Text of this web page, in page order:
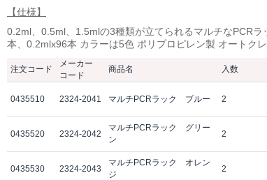
【仕様】
0.2ml、0.5ml、1.5mlの3種類が立てられるマルチなPCR
本、0.2mlx96本 カラーは5色 ポリプロピレン製 オートク
注文コード
メーカー
コード
商品名 入数
0435510 2324-2041 マルチPCRラック ブルー 2
0435520 2324-2042
マルチPCRラック グリー
ン
2
0435530 2324-2043
マルチPCRラック オレン
ジ
2